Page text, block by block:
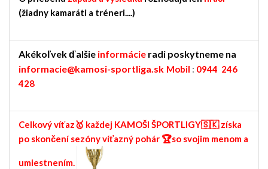
(žiadny kamaráti a tréneri....)
Akékoľvek ďalšie informácie radi poskytneme na
informacie@kamosi-sportliga.sk Mobil : 0944 246
428
Celkový víťaz🥇 každej KAMOŠI ŠPORTLIGY🇸🇰 získa
po skončení sezóny víťazný pohár 🏆so svojim menom a
umiestnením.